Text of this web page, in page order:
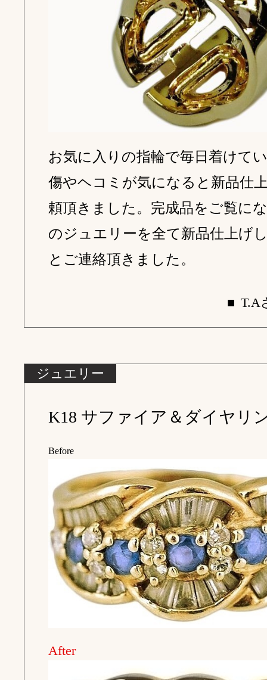
お気に入りの指輪で毎日着けて
傷やヘコミが気になると新品仕
頼頂きました。完成品をご覧に
のジュエリーを全て新品仕上げ
とご連絡頂きました。
■ T.A
ジュエリー
Before
After